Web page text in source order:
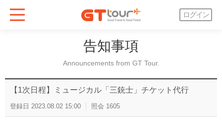
ログイン
告知事項
Announcements from GT Tour.
【1次日程】ミュージカル「三銃士」チケット代行
登録日 2023.08.02 15:00 照会 1605